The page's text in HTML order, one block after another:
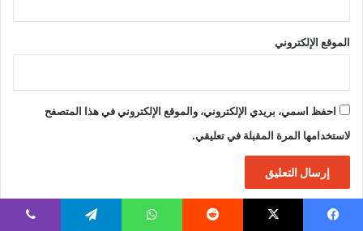
الموقع الإلكتروني
احفظ اسمي، بريدي الإلكتروني، والموقع الإلكتروني في هذا المتصفح
لاستخدامها المرة المقبلة في تعليقي.